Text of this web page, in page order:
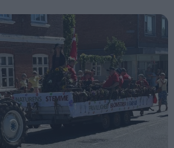
klokken 16 ved den gamle
hvor man kan følge
af kanalen.
minutter, og der er gratis